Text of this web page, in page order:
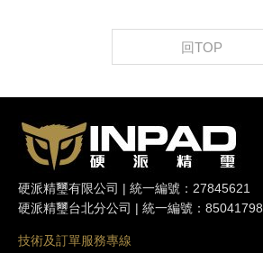
回TOP
硬派精璽有限公司 | 統一編號：27845621
硬派精璽台北分公司 | 統一編號：85041798
技術及訂單服務專線